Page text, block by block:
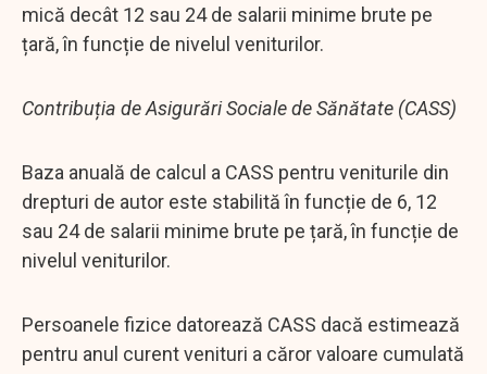
mică decât 12 sau 24 de salarii minime brute pe
țară, în funcție de nivelul veniturilor.
Contribuția de Asigurări Sociale de Sănătate (CASS)
Baza anuală de calcul a CASS pentru veniturile din
drepturi de autor este stabilită în funcție de 6, 12
sau 24 de salarii minime brute pe țară, în funcție de
nivelul veniturilor.
Persoanele fizice datorează CASS dacă estimează
pentru anul curent venituri a căror valoare cumulată